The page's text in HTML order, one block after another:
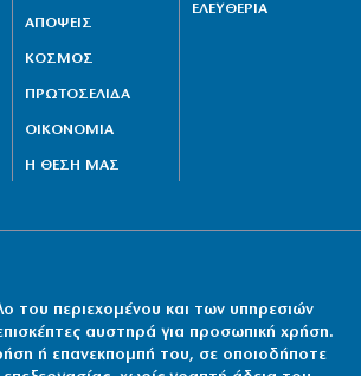
ΑΠΟΨΕΙΣ
ΚΟΣΜΟΣ
ΠΡΩΤΟΣΕΛΙΔΑ
ΟΙΚΟΝΟΜΙΑ
Η ΘΕΣΗ ΜΑΣ
ΕΛΕΥΘΕΡΙΑ
του περιεχομένου και των υπηρεσιών
αυστηρά για προσωπική χρήση.
ή επανεκπομπή του, σε οποιοδήποτε